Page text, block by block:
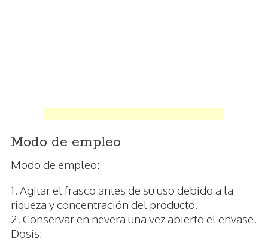
Modo de empleo
Modo de empleo:
1. Agitar el frasco antes de su uso debido a la
riqueza y concentración del producto.
2. Conservar en nevera una vez abierto el envase.
Dosis: